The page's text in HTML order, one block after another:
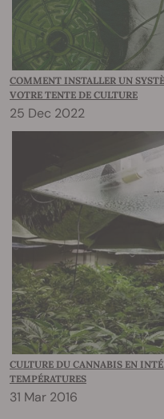
COMMENT INSTALLER UN
VOTRE TENTE DE CULTURE
25 Dec 2022
CULTURE DU CANNABIS EN
TEMPÉRATURES
31 Mar 2016